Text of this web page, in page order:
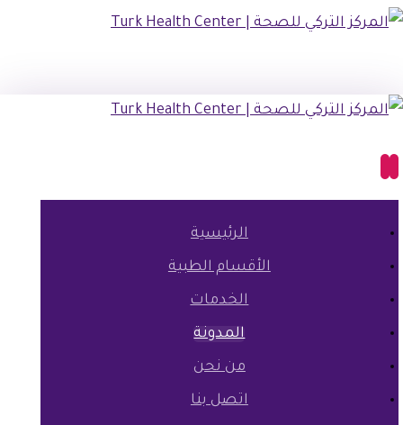
الرئيسية
الأقسام الطبية
الخدمات
المدونة
من نحن
اتصل بنا